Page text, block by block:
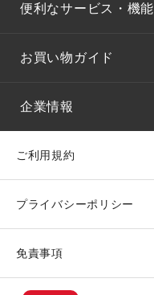
便利なサービス・機能
お買い物ガイド
企業情報
ご利用規約
プライバシーポリシー
免責事項